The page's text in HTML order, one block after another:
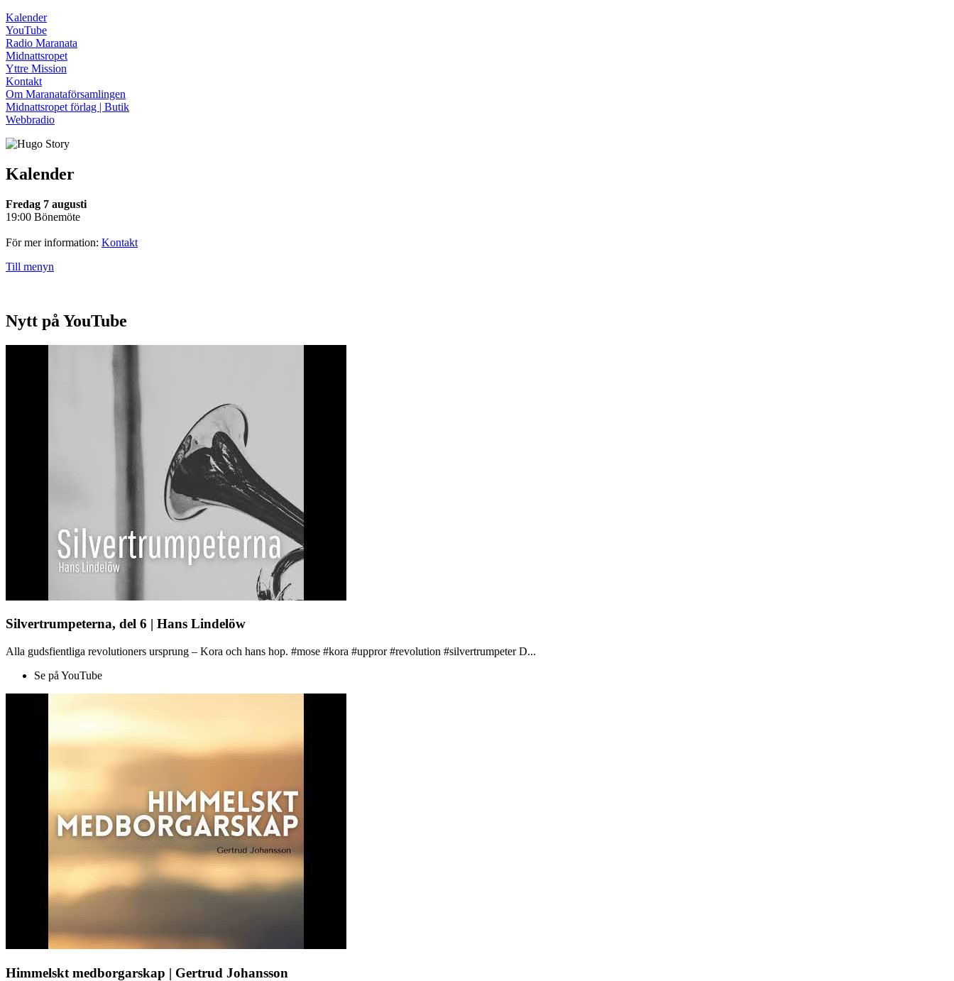
Kalender
YouTube
Radio Maranata
Midnattsropet
Yttre Mission
Kontakt
Om Maranataförsamlingen
Midnattsropet förlag | Butik
Webbradio
Kalender
Fredag 7 augusti
19:00 Bönemöte
För mer information: Kontakt
Till menyn
Nytt på YouTube
Silvertrumpeterna, del 6 | Hans Lindelöw
Alla gudsfientliga revolutioners ursprung – Kora och hans hop. #mose #kora #uppror #revolution #silvertrumpeter D...
Se på YouTube
Himmelskt medborgarskap | Gertrud Johansson